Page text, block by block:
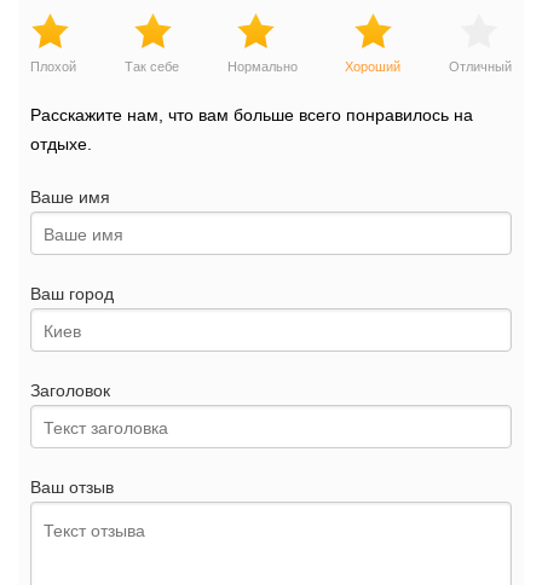
Плохой Так себе Нормально Хороший Отличный
Расскажите нам, что вам больше всего понравилось на
отдыхе.
Ваше имя
Ваш город
Заголовок
Ваш отзыв